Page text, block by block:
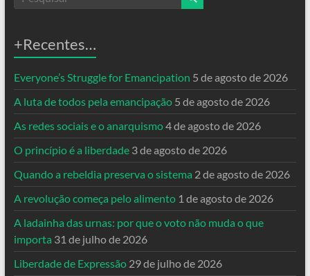
+Recentes…
Everyone’s Struggle for Emancipation 5 de agosto de 2026
A luta de todos pela emancipação 5 de agosto de 2026
As redes sociais e o anarquismo4 de agosto de 2026
O princípio é a liberdade 3 de agosto de 2026
Quando a rebeldia preserva o sistema 2 de agosto de 2026
A revolução começa pelo alimento 1 de agosto de 2026
A ladainha das urnas: por que o voto não muda o que
importa 31 de julho de 2026
Liberdade de Expressão 29 de julho de 2026